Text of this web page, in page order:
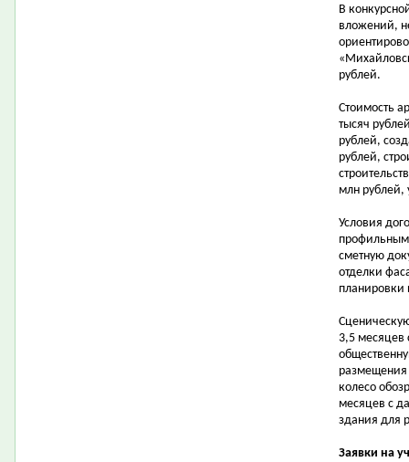
В
вложений,
рублей.
Стоимость
тысяч
рублей,
рублей,
млн рублей,
Условия
сметную
отделки
3,5 месяцев
размещения
колесо
месяцев с
здания для
Заявки на